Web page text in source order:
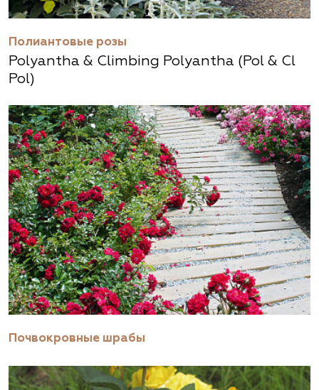
Полиантовые розы
Polyantha & Climbing Polyantha (Pol & Cl
Pol)
Почвокровные шрабы